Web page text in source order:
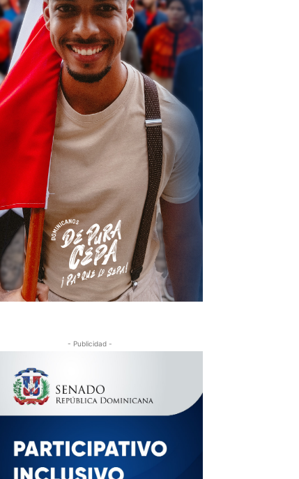
Linkedin ReddIt
- Publicidad -